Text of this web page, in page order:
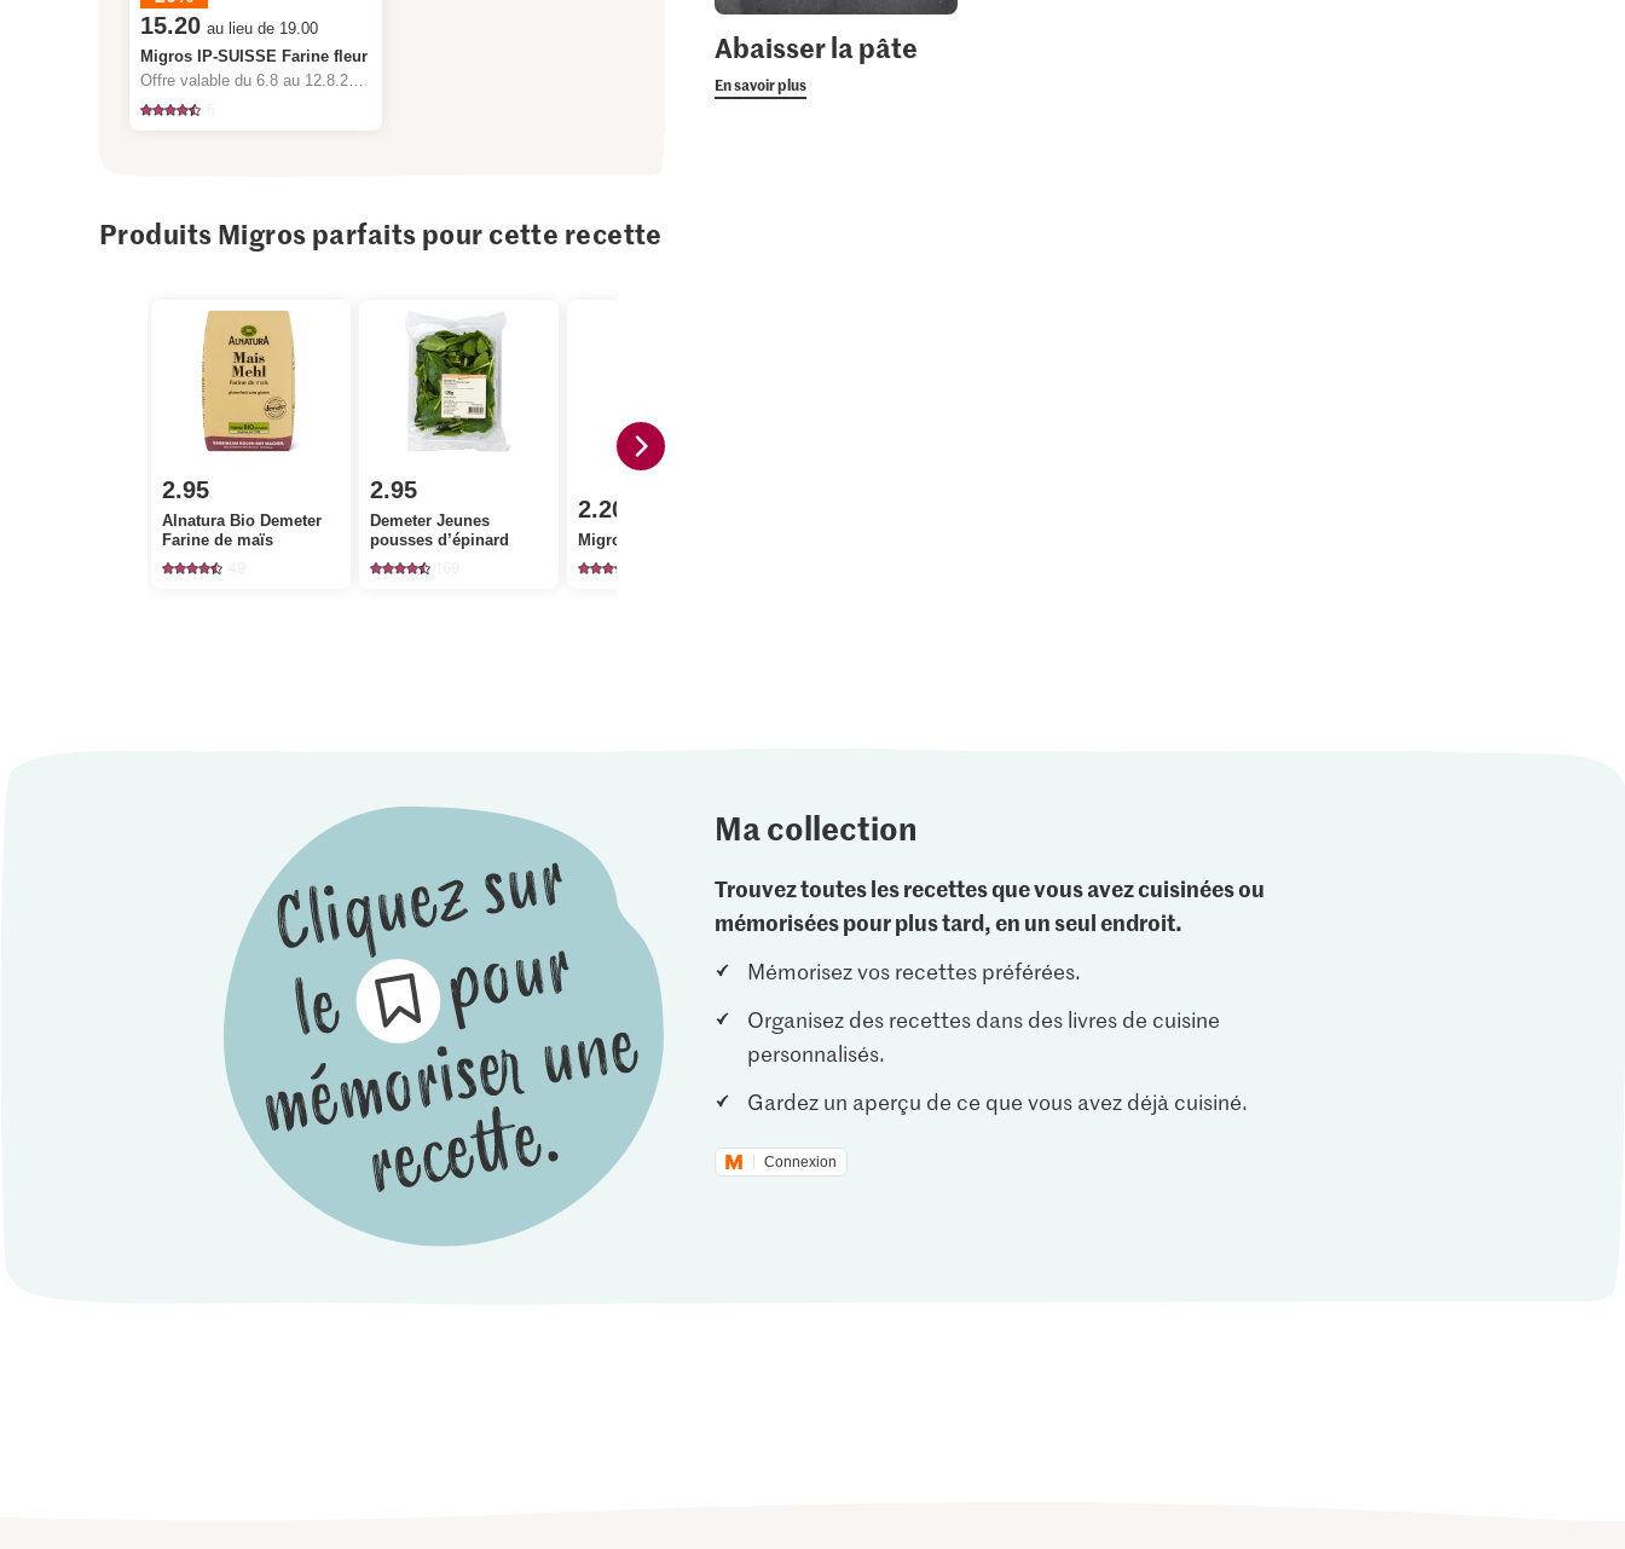
15.20 au lieu de 19.00
Migros IP-SUISSE Farine fleur
Offre valable du 6.8 au 12.8.2026, jusqu’à épuisement du stock.
Produits Migros parfaits pour cette recette
2.95
Alnatura Bio Demeter
Farine de maïs
2.95
Demeter Jeunes
pousses d’épinard
2.20
Migros Poivrons
Abaisser la pâte
En savoir plus
Ma collection
Trouvez toutes les recettes que vous avez cuisinées ou
mémorisées pour plus tard, en un seul endroit.
Mémorisez vos recettes préférées.
Organisez des recettes dans des livres de cuisine
personnalisés.
Gardez un aperçu de ce que vous avez déjà cuisiné.
Connexion